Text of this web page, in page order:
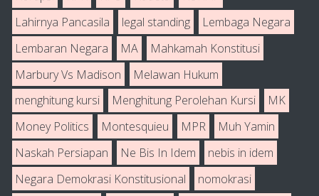
Lahirnya Pancasila
legal standing
Lembaga Negara
Lembaran Negara
MA
Mahkamah Konstitusi
Marbury Vs Madison
Melawan Hukum
menghitung kursi
Menghitung Perolehan Kursi
MK
Money Politics
Montesquieu MPR
Muh Yamin
Naskah Persiapan
Ne Bis In Idem
nebis in idem
Negara Demokrasi Konstitusional
nomokrasi